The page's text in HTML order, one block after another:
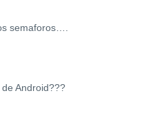
semaforos….
Android???